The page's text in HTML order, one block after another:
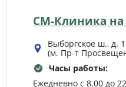
СМ-Клиника
Выборгское ш., д.
(м. Пр-т
Часы работы:
Ежедневно с 8.00 до